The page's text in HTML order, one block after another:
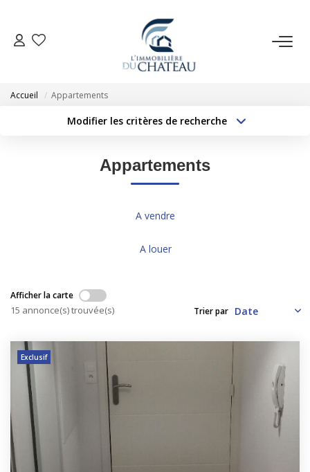
VENTE
Accueil Appartements
Modifier les critères de recherche
Appartements
A vendre
A louer
Afficher la carte
15 annonce(s) trouvée(s) Trier par
Exclusif